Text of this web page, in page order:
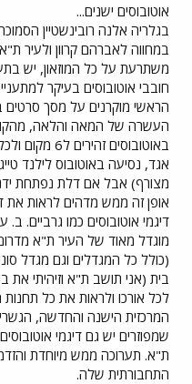
אוטובוסים ישנים...
בגלריה אלנה רובינשטיין
במחווה לאברהם קרוון ולעיר
משתרעת על כל המוזאון, יש
חובבי אוטובוסים בעיקר
הראשי מוקרנים על מסך
העשרה של המאה והלאה,
באוטובוסים
אגד, נסיעה באוטובוס לילנד
מצורף) אבל אם דלת נפתחת
אופן זה ממש מדהים לראות את
דיגמי אוטובוסים כמו גרביים.
מוגדל מאוד של העיר ת"א
(כולל כל המגדלים וגם מגדל
בית (אני תושב ת"א וזיהיתי את
לכל אורכו ולראות את כל
המרכזית הישנה והחדשה,
שמפוזרים יש גם דיגמי
ת"א. תערוכה ממש מיוחדת
התחבורתית שלה.